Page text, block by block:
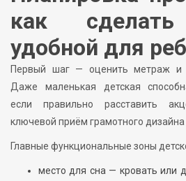
как
удобной для
Первый шаг — оценить метраж и
Даже маленькая детская
если правильно расставить
ключевой приём грамотного дизайна
Главные функциональные зоны
место для сна — кровать или